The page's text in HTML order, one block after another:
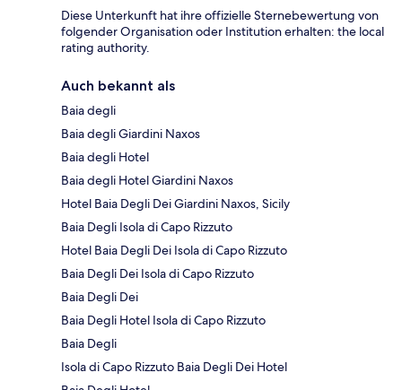
Diese Unterkunft hat ihre offizielle Sternebewertung von
folgender Organisation oder Institution erhalten: the local
rating authority.
Auch bekannt als
Baia degli
Baia degli Giardini Naxos
Baia degli Hotel
Baia degli Hotel Giardini Naxos
Hotel Baia Degli Dei Giardini Naxos, Sicily
Baia Degli Isola di Capo Rizzuto
Hotel Baia Degli Dei Isola di Capo Rizzuto
Baia Degli Dei Isola di Capo Rizzuto
Baia Degli Dei
Baia Degli Hotel Isola di Capo Rizzuto
Baia Degli
Isola di Capo Rizzuto Baia Degli Dei Hotel